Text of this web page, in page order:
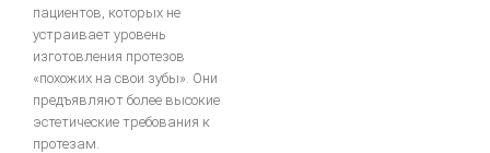
Атлас послойных композитных реставраций
Инструкция по применению Стоматологический фарфор Super
Porselain ЕХ-3
Общие вопросы металокерамики
пациентов, которых не
устраивает уровень
изготовления протезов
«похожих на свои зубы». Они
предъявляют более высокие
эстетические требования к
протезам.